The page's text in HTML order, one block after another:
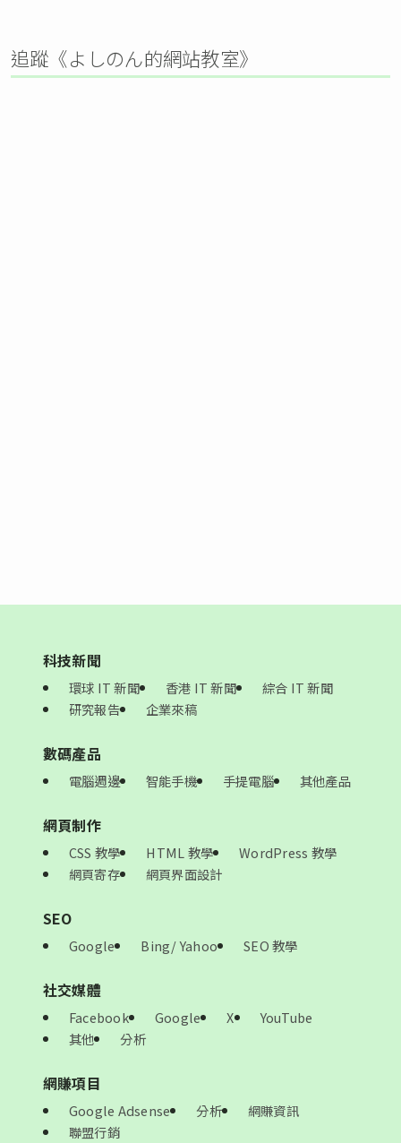
追蹤《よしのん的網站教室》
科技新聞
環球 IT 新聞 香港 IT 新聞
綜合 IT 新聞
研究報告
企業來稿
數碼產品
電腦週邊 智能手機 手提電腦 其他產品
網頁制作
CSS 教學 HTML 教學
WordPress 教學
網頁寄存
網頁界面設計
SEO
Google Bing/ Yahoo SEO 教學
社交媒體
Facebook Google X
YouTube
其他
分析
網賺項目
Google Adsense 分析
網賺資訊
聯盟行銷